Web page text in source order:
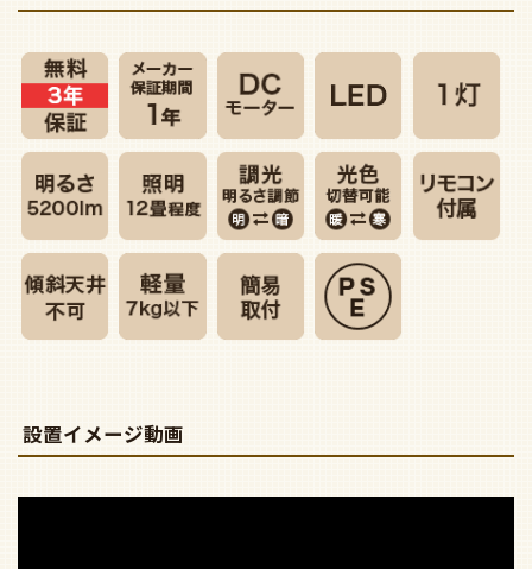
設置イメージ動画